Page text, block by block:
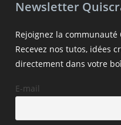
Newsletter
Rejoignez la communauté
Recevez nos tutos, idées
directement dans votre
E-mail